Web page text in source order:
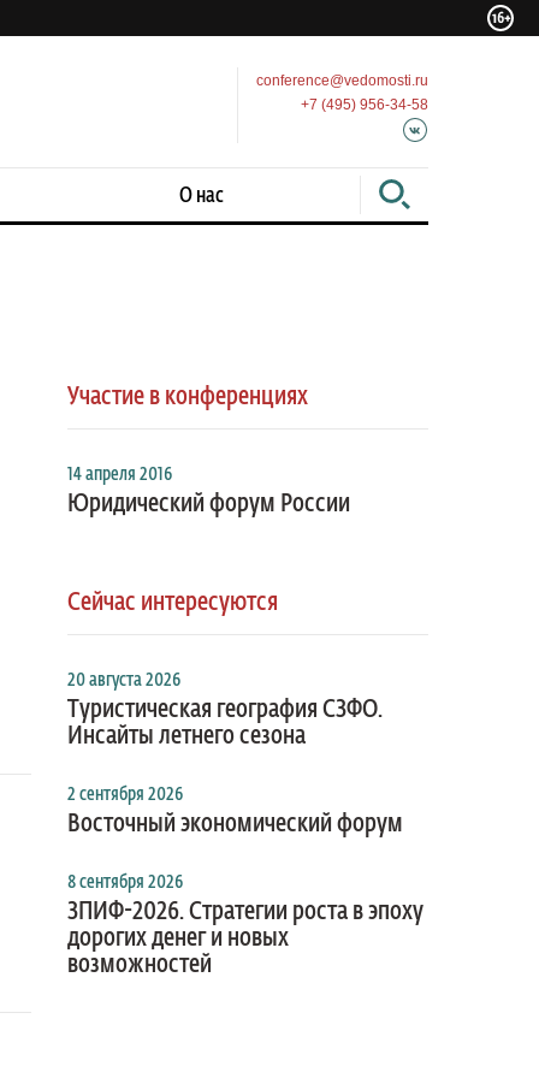
conference@vedomosti.ru
+7 (495) 956-34-58
О нас
Участие в конференциях
14 апреля 2016
Юридический форум России
Сейчас интересуются
20 августа 2026
Туристическая география СЗФО.
Инсайты летнего сезона
2 сентября 2026
Восточный экономический форум
8 сентября 2026
ЗПИФ-2026. Стратегии роста в эпоху
дорогих денег и новых
возможностей